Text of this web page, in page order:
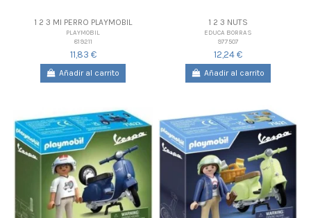
1 2 3 MI PERRO PLAYMOBIL
PLAYMOBIL
819211
11,83 €
Añadir al carrito
1 2 3 NUTS
EDUCA BORRAS
977507
12,24 €
Añadir al carrito